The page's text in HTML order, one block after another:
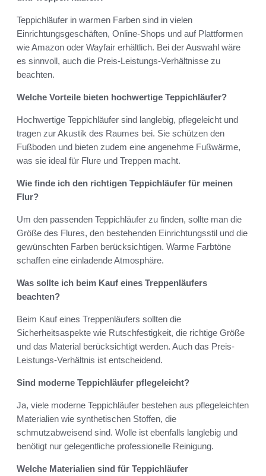
Teppichläufer in warmen Farben sind in vielen
Einrichtungsgeschäften, Online-Shops und auf Plattformen
wie Amazon oder Wayfair erhältlich. Bei der Auswahl wäre
es sinnvoll, auch die Preis-Leistungs-Verhältnisse zu
beachten.
Welche Vorteile bieten hochwertige Teppichläufer?
Hochwertige Teppichläufer sind langlebig, pflegeleicht und
tragen zur Akustik des Raumes bei. Sie schützen den
Fußboden und bieten zudem eine angenehme Fußwärme,
was sie ideal für Flure und Treppen macht.
Wie finde ich den richtigen Teppichläufer für meinen
Flur?
Um den passenden Teppichläufer zu finden, sollte man die
Größe des Flures, den bestehenden Einrichtungsstil und die
gewünschten Farben berücksichtigen. Warme Farbtöne
schaffen eine einladende Atmosphäre.
Was sollte ich beim Kauf eines Treppenläufers
beachten?
Beim Kauf eines Treppenläufers sollten die
Sicherheitsaspekte wie Rutschfestigkeit, die richtige Größe
und das Material berücksichtigt werden. Auch das Preis-
Leistungs-Verhältnis ist entscheidend.
Sind moderne Teppichläufer pflegeleicht?
Ja, viele moderne Teppichläufer bestehen aus pflegeleichten
Materialien wie synthetischen Stoffen, die
schmutzabweisend sind. Wolle ist ebenfalls langlebig und
benötigt nur gelegentliche professionelle Reinigung.
Welche Materialien sind für Teppichläufer